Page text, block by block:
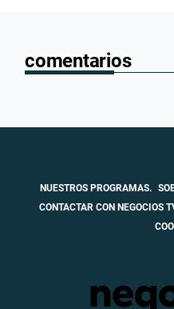
comentarios
NUESTROS PROGRAMAS.
CONTACTAR CON NEGOCIOS